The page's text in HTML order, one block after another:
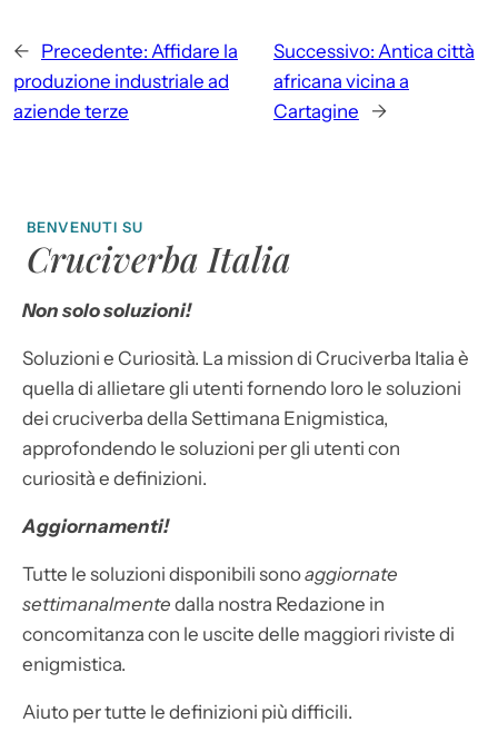
← Precedente: Affidare la
produzione industriale ad
aziende terze
Successivo: Antica città
africana vicina a
Cartagine
→
BENVENUTI SU
Cruciverba Italia
Non solo soluzioni!
Soluzioni e Curiosità. La mission di Cruciverba Italia è
quella di allietare gli utenti fornendo loro le soluzioni
dei cruciverba della Settimana Enigmistica,
approfondendo le soluzioni per gli utenti con
curiosità e definizioni.
Aggiornamenti!
Tutte le soluzioni disponibili sonoaggiornate
settimanalmente dalla nostra Redazione in
concomitanza con le uscite delle maggiori riviste di
enigmistica.
Aiuto per tutte le definizioni più difficili.